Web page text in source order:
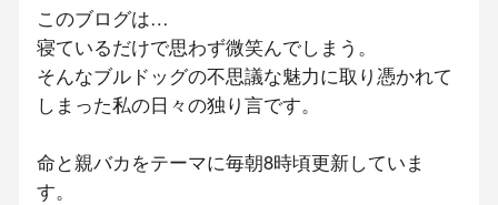
このブログは…
寝ているだけで思わず微笑んでしまう。
そんなブルドッグの不思議な魅力に取り憑かれて
しまった私の日々の独り言です。
命と親バカをテーマに毎朝8時頃更新していま
す。